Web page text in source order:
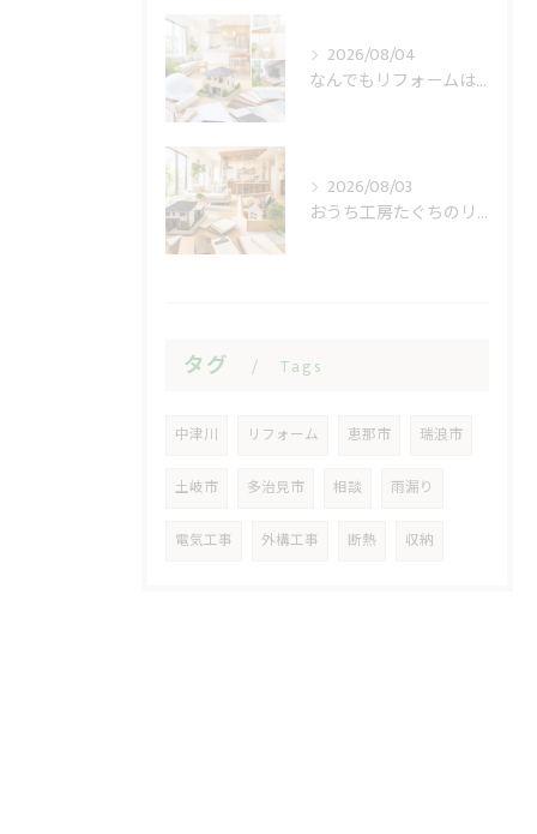
2026/08/04
なんでもリフォームは見積もりで費用不安を減らす
2026/08/03
おうち工房たぐちのリフォーム費用と相談の疑問
タグ Tags
中津川 リフォーム 恵那市 瑞浪市
土岐市 多治見市 相談 雨漏り
電気工事 外構工事 断熱 収納